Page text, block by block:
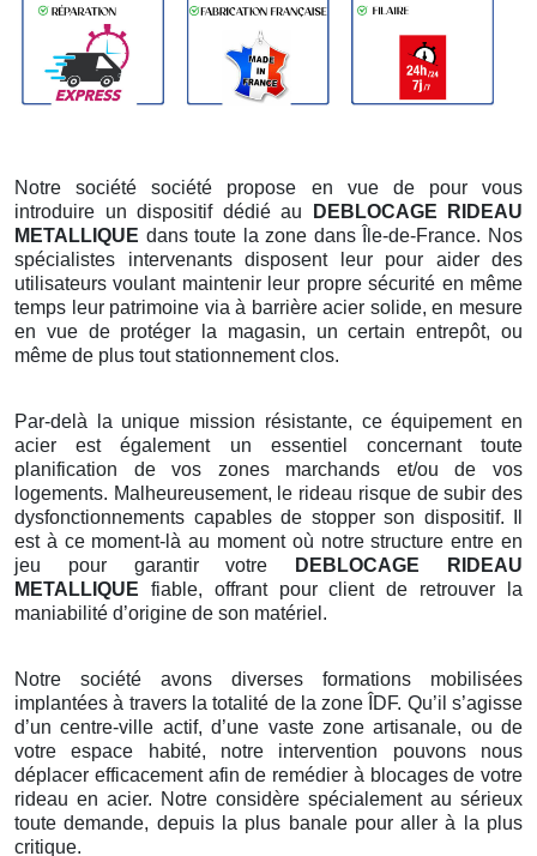
Notre société société propose en vue de pour vous
introduire un dispositif dédié au
DEBLOCAGE RIDEAU
METALLIQUE dans toute la zone dans Île-de-France. Nos
spécialistes intervenants disposent leur pour aider des
utilisateurs voulant maintenir leur propre sécurité en même
temps leur patrimoine via à barrière acier solide, en mesure
en vue de protéger la magasin, un certain entrepôt, ou
même de plus tout stationnement clos.
Par-delà la unique mission résistante, ce équipement en
acier est également un essentiel concernant toute
planification de vos zones marchands et/ou de vos
logements. Malheureusement, le rideau risque de subir des
dysfonctionnements capables de stopper son dispositif. Il
est à ce moment-là au moment où notre structure entre en
jeu pour garantir votre
DEBLOCAGE RIDEAU
METALLIQUE fiable, offrant pour client de retrouver la
maniabilité d’origine de son matériel.
Notre société avons diverses formations mobilisées
implantées à travers la totalité de la zone ÎDF. Qu’il s’agisse
d’un centre-ville actif, d’une vaste zone artisanale, ou de
votre espace habité, notre intervention pouvons nous
déplacer efficacement afin de remédier à blocages de votre
rideau en acier. Notre considère spécialement au sérieux
toute demande, depuis la plus banale pour aller à la plus
critique.